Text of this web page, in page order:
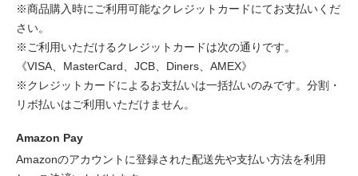
※商品購入時にご利用可能なクレジットカードにてお支払いくだ
さい。
※ご利用いただけるクレジットカードは次の通りです。
《VISA、MasterCard、JCB、Diners、AMEX》
※クレジットカードによるお支払いは一括払いのみです。分割・
リボ払いはご利用いただけません。
Amazon Pay
Amazonのアカウントに登録された配送先や支払い方法を利用